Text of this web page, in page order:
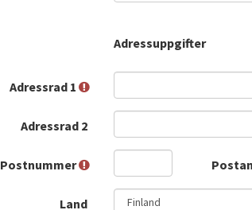
Adressuppgifter
Adressrad 1
Adressrad 2
Postnummer
Land